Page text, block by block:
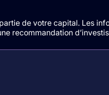
de votre capital. Les
recommandation